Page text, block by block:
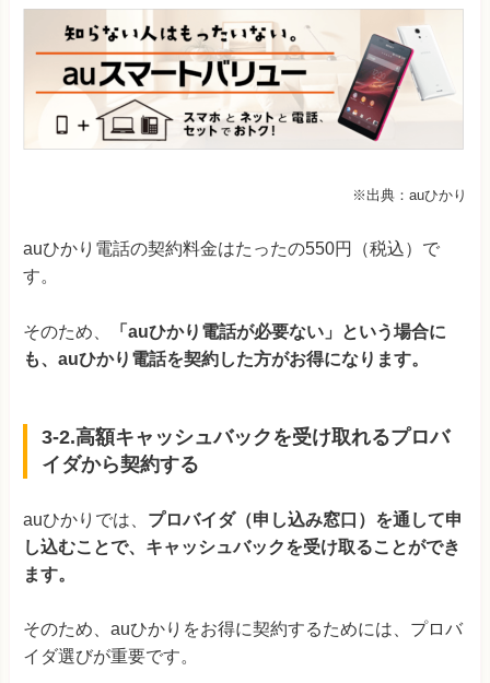
※出典：auひかり
auひかり電話の契約料金はたったの550円（税込）で
す。
そのため、
「auひかり電話が必要ない」という場合に
も、auひかり電話を契約した方がお得になります。
3-2.高額キャッシュバックを受け取れるプロバ
イダから契約する
auひかりでは、 プロバイダ（申し込み窓口）を通して申
し込むことで、キャッシュバックを受け取ることができ
ます。
そのため、auひかりをお得に契約するためには、プロバ
イダ選びが重要です。